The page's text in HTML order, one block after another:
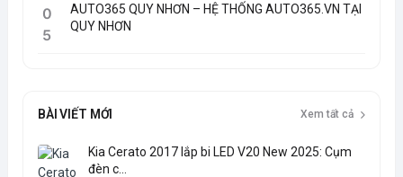
0
5
AUTO365 QUY NHƠN – HỆ THỐNG AUTO365.VN TẠI
QUY NHƠN
BÀI VIẾT MỚI Xem tất cả
Kia Cerato 2017 lắp bi LED V20 New 2025: Cụm
đèn c...